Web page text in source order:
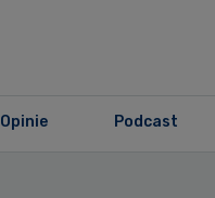
Opinie Podcast